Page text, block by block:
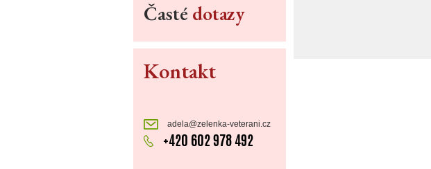
Časté dotazy
Kontakt
adela@zelenka-veterani.cz
+420 602 978 492